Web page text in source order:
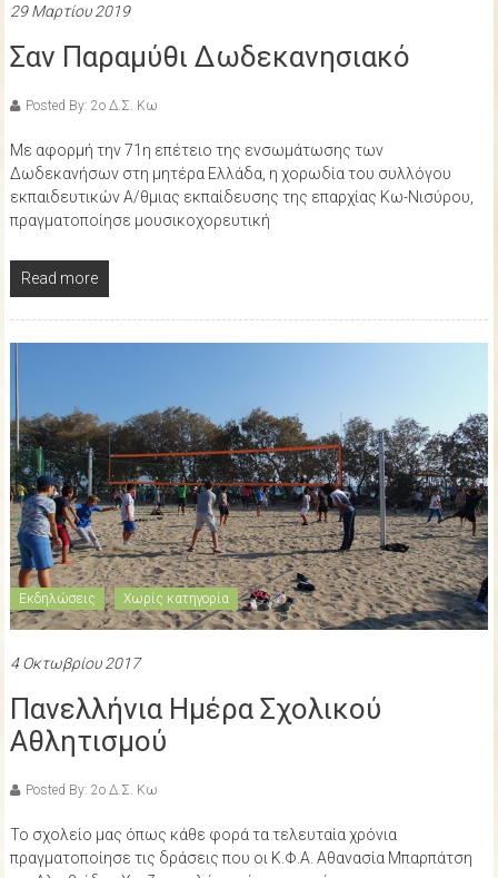
29 Μαρτίου 2019
Σαν Παραμύθι Δωδεκανησιακό
Posted By: 2ο Δ.Σ. Κω
Με αφορμή την 71η επέτειο της ενσωμάτωσης των
Δωδεκανήσων στη μητέρα Ελλάδα, η χορωδία του συλλόγου
εκπαιδευτικών Α/θμιας εκπαίδευσης της επαρχίας Κω-Νισύρου,
πραγματοποίησε μουσικοχορευτική
Read more
Εκδηλώσεις Χωρίς κατηγορία
4 Οκτωβρίου 2017
Πανελλήνια Ημέρα Σχολικού
Αθλητισμού
Posted By: 2ο Δ.Σ. Κω
Το σχολείο μας όπως κάθε φορά τα τελευταία χρόνια
πραγματοποίησε τις δράσεις που οι Κ.Φ.Α. Αθανασία Μπαρπάτση